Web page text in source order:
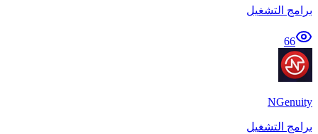
برامج التشغيل
66
NGenuity
برامج التشغيل